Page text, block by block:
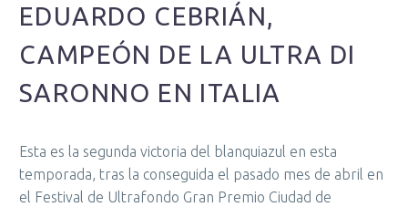
EDUARDO CEBRIÁN,
CAMPEÓN DE LA ULTRA DI
SARONNO EN ITALIA
Esta es la segunda victoria del blanquiazul en esta
temporada, tras la conseguida el pasado mes de abril en
el Festival de Ultrafondo Gran Premio Ciudad de